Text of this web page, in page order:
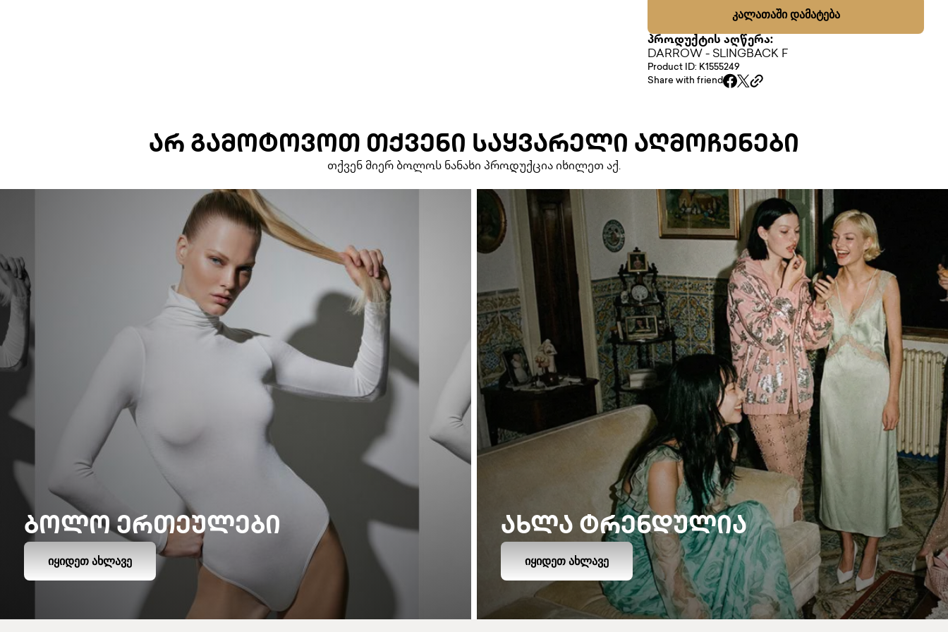
ᲙᲐᲚᲐᲗᲐᲨᲘ ᲓᲐᲛᲐᲢᲔᲑᲐ
პროდუქტის აღწერა:
DARROW - SLINGBACK F
Product ID: K1555249
Share with friend
ᲐᲠ ᲒᲐᲛᲝᲢᲝᲕᲝᲗ ᲗᲥᲕᲔᲜᲘ ᲡᲐᲧᲕᲐᲠᲔᲚᲘ ᲐᲦᲛᲝᲩᲔᲜᲔᲑᲘ
თქვენ მიერ ბოლოს ნანახი პროდუქცია იხილეთ აქ.
ᲑᲝᲚᲝ ᲔᲠᲗᲔᲣᲚᲔᲑᲘ
ᲘᲧᲘᲓᲔᲗ ᲐᲮᲚᲐᲕᲔ
ᲐᲮᲚᲐ ᲢᲠᲔᲜᲓᲣᲚᲘᲐ
ᲘᲧᲘᲓᲔᲗ ᲐᲮᲚᲐᲕᲔ